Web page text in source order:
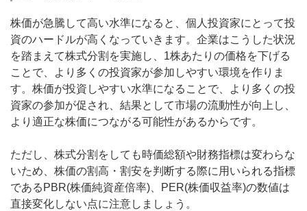
株価が急騰して高い水準になると、個人投資家にとって投
資のハードルが高くなっていきます。企業はこうした状況
を踏まえて株式分割を実施し、1株あたりの価格を下げる
ことで、より多くの投資家が参加しやすい環境を作りま
す。株価が投資しやすい水準になることで、より多くの投
資家の参加が促され、結果として市場の流動性が向上し、
より適正な株価につながる可能性があるからです。
ただし、株式分割をしても時価総額や財務指標は変わらな
いため、株価の割高・割安を判断する際に用いられる指標
であるPBR(株価純資産倍率)、PER(株価収益率)の数値は
直接変化しない点に注意しましょう。